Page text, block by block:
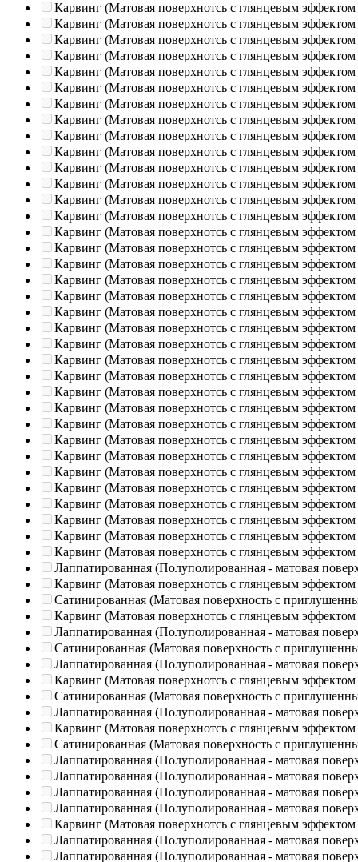
Карвинг (Матовая поверхнотсь с глянцевым эффектом
Карвинг (Матовая поверхнотсь с глянцевым эффектом
Карвинг (Матовая поверхнотсь с глянцевым эффектом
Карвинг (Матовая поверхнотсь с глянцевым эффектом
Карвинг (Матовая поверхнотсь с глянцевым эффектом
Карвинг (Матовая поверхнотсь с глянцевым эффектом
Карвинг (Матовая поверхнотсь с глянцевым эффектом
Карвинг (Матовая поверхнотсь с глянцевым эффектом
Карвинг (Матовая поверхнотсь с глянцевым эффектом
Карвинг (Матовая поверхнотсь с глянцевым эффектом
Карвинг (Матовая поверхнотсь с глянцевым эффектом
Карвинг (Матовая поверхнотсь с глянцевым эффектом
Карвинг (Матовая поверхнотсь с глянцевым эффектом
Карвинг (Матовая поверхнотсь с глянцевым эффектом
Карвинг (Матовая поверхнотсь с глянцевым эффектом
Карвинг (Матовая поверхнотсь с глянцевым эффектом
Карвинг (Матовая поверхнотсь с глянцевым эффектом
Карвинг (Матовая поверхнотсь с глянцевым эффектом
Карвинг (Матовая поверхнотсь с глянцевым эффектом
Карвинг (Матовая поверхнотсь с глянцевым эффектом
Карвинг (Матовая поверхнотсь с глянцевым эффектом
Карвинг (Матовая поверхнотсь с глянцевым эффектом
Карвинг (Матовая поверхнотсь с глянцевым эффектом
Карвинг (Матовая поверхнотсь с глянцевым эффектом
Карвинг (Матовая поверхнотсь с глянцевым эффектом
Карвинг (Матовая поверхнотсь с глянцевым эффектом
Карвинг (Матовая поверхнотсь с глянцевым эффектом
Карвинг (Матовая поверхнотсь с глянцевым эффектом
Карвинг (Матовая поверхнотсь с глянцевым эффектом
Карвинг (Матовая поверхнотсь с глянцевым эффектом
Карвинг (Матовая поверхнотсь с глянцевым эффектом
Карвинг (Матовая поверхнотсь с глянцевым эффектом
Карвинг (Матовая поверхнотсь с глянцевым эффектом
Карвинг (Матовая поверхнотсь с глянцевым эффектом
Карвинг (Матовая поверхнотсь с глянцевым эффектом
Лаппатированная (Полуполированная - матовая
Карвинг (Матовая поверхнотсь с глянцевым эффектом
Сатинированная (Матовая поверхность с
Карвинг (Матовая поверхнотсь с глянцевым эффектом
Лаппатированная (Полуполированная - матовая
Сатинированная (Матовая поверхность с
Лаппатированная (Полуполированная - матовая
Карвинг (Матовая поверхнотсь с глянцевым эффектом
Сатинированная (Матовая поверхность с
Лаппатированная (Полуполированная - матовая
Карвинг (Матовая поверхнотсь с глянцевым эффектом
Сатинированная (Матовая поверхность с
Лаппатированная (Полуполированная - матовая
Лаппатированная (Полуполированная - матовая
Лаппатированная (Полуполированная - матовая
Лаппатированная (Полуполированная - матовая
Карвинг (Матовая поверхнотсь с глянцевым эффектом
Лаппатированная (Полуполированная - матовая
Лаппатированная (Полуполированная - матовая